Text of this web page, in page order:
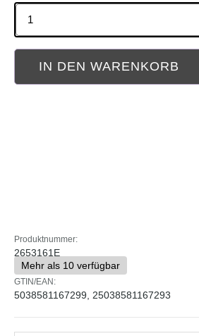
Produkt Anzahl: Gib den
IN DEN WARENKORB
Produktnummer:
2653161E
Mehr als 10 verfügbar
GTIN/EAN:
5038581167299, 25038581167293